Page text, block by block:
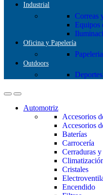
Industrial
Correas
Equipos
Oficina y Papelería
Papeleria
Outdoors
Automotriz
Accesorios
Accesorios
Baterías
Carrocería
Cerraduras
Cristales
Encendido